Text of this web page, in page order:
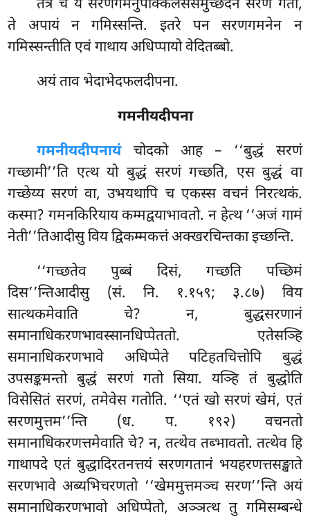
तत्रच ये सरणगमनुपक्किलेससमुच्छेदेन सरणं गता,
ते अपायं न गमिस्सन्ति. इतरे पन सरणगमनेन न
गमिस्सन्तीति एवं गाथाय अधिप्पायो वेदितब्बो.
अयं ताव भेदाभेदफलदीपना.
गमनीयदीपना
गमनीयदीपनायंचोदको आह – ‘‘बुद्धं सरणं
गच्छामी’’ति एत्थ यो बुद्धं सरणं गच्छति, एस बुद्धं वा
गच्छेय्य सरणं वा, उभयथापि च एकस्स वचनं निरत्थकं.
कस्मा? गमनकिरियाय कम्मद्वयाभावतो. न हेत्थ ‘‘अजं गामं
नेती’’तिआदीसु विय द्विकम्मकत्तं अक्खरचिन्तका इच्छन्ति.
‘‘गच्छतेव पुब्बं दिसं, गच्छति पच्छिमं
दिस’’न्तिआदीसु (सं. नि. १.१५९; ३.८७) विय
सात्थकमेवाति चे? न, बुद्धसरणानं
समानाधिकरणभावस्सानधिप्पेततो. एतेसञ्हि
समानाधिकरणभावे अधिप्पेते पटिहतचित्तोपि बुद्धं
उपसङ्कमन्तो बुद्धं सरणं गतो सिया. यञ्हि तं बुद्धोति
विसेसितं सरणं, तमेवेस गतोति. ‘‘एतं खो सरणं खेमं, एतं
सरणमुत्तम’’न्ति (ध. प. १९२) वचनतो
समानाधिकरणत्तमेवाति चे? न, तत्थेव तब्भावतो. तत्थेव हि
गाथापदे एतं बुद्धादिरतनत्तयं सरणगतानं भयहरणत्तसङ्खाते
सरणभावे अब्यभिचरणतो ‘‘खेममुत्तमञ्च सरण’’न्ति अयं
समानाधिकरणभावो अधिप्पेतो, अञ्ञत्थ तु गमिसम्बन्धे